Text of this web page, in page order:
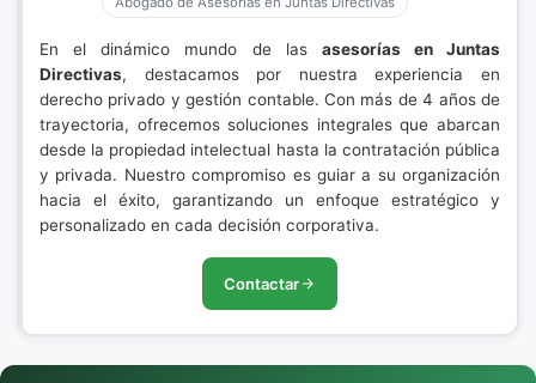
En el dinámico mundo de las asesorías en Juntas
Directivas, destacamos por nuestra experiencia en
derecho privado y gestión contable. Con más de 4 años de
trayectoria, ofrecemos soluciones integrales que abarcan
desde la propiedad intelectual hasta la contratación pública
y privada. Nuestro compromiso es guiar a su organización
hacia el éxito, garantizando un enfoque estratégico y
personalizado en cada decisión corporativa.
Contactar